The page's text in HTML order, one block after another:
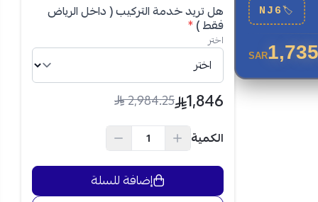
بأداء
🏷
NJ6
SAR
هل تريد خدمة التركيب ( داخل الرياض
فقط )*
اختر
1,846
2,984.25
الكمية
إضافة للسلة